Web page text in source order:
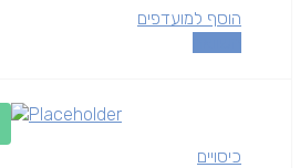
הוסף למועדפים
כיסויים